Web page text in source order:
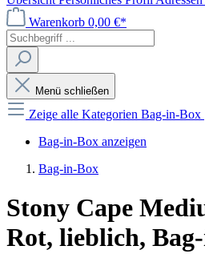
Warenkorb 0,00 €*
Menü schließen
Zeige alle Kategorien Bag-in-Box
Bag-in-Box anzeigen
Bag-in-Box
Stony Cape
Rot, lieblich,